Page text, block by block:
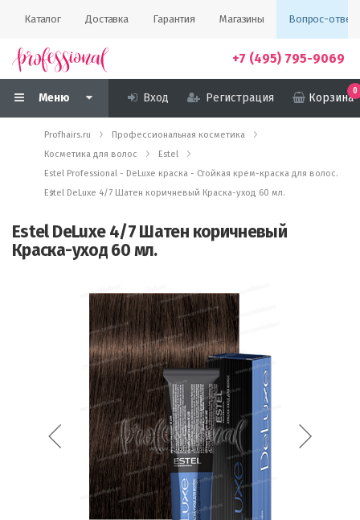
Каталог Доставка Гарантия Магазины Вопрос-ответ
+7 (495) 795-9069
Меню Вход Регистрация Корзина
0
Profhairs.ru
Профессиональная косметика
Косметика для волос
Estel
Estel Professional - DeLuxe краска - Стойкая крем-краска для волос.
Estel DeLuxe 4/7 Шатен коричневый Краска-уход 60 мл.
Estel DeLuxe 4/7 Шатен коричневый
Краска-уход 60 мл.